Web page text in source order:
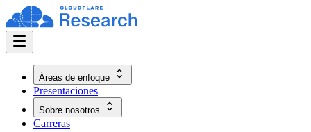
Áreas de enfoque
Presentaciones
Sobre nosotros
Carreras